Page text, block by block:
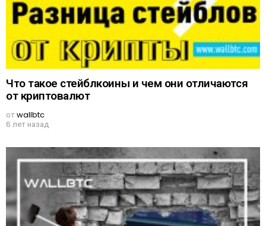
Что такое стейблкоины и чем они отличаются
от криптовалют
отwallbtc
6 лет назад